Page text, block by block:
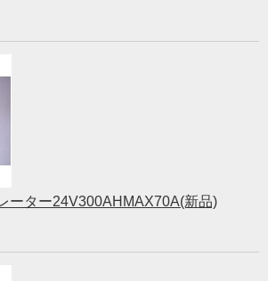
ーター24V300AHMAX70A(新品)